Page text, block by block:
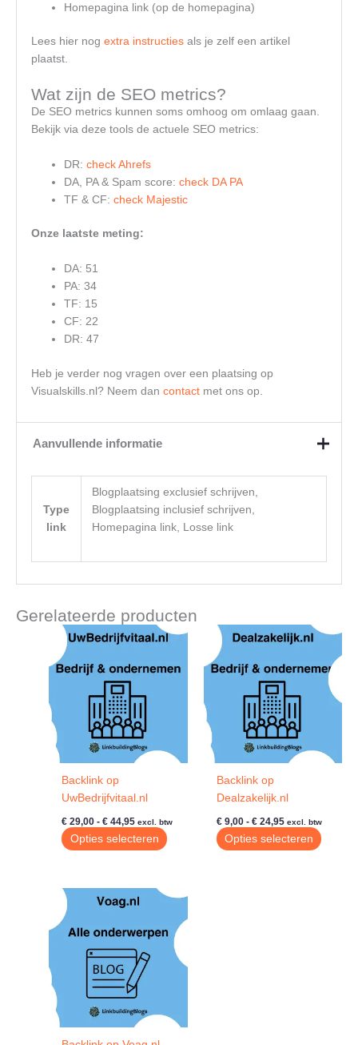
Homepagina link (op de homepagina)
Lees hier nog extra instructiesals je zelf een artikel
plaatst.
Wat zijn de SEO metrics?
De SEO metrics kunnen soms omhoog om omlaag gaan.
Bekijk via deze tools de actuele SEO metrics:
DR: check Ahrefs
DA, PA & Spam score: check DA PA
TF & CF: check Majestic
Onze laatste meting:
DA: 51
PA: 34
TF: 15
CF: 22
DR: 47
Heb je verder nog vragen over een plaatsing op
Visualskills.nl? Neem dan contactmet ons op.
Aanvullende informatie
Type
link
Blogplaatsing exclusief schrijven,
Blogplaatsing inclusief schrijven,
Homepagina link, Losse link
Gerelateerde producten
Backlink op
UwBedrijfvitaal.nl
€ 29,00 - € 44,95 Prijsklasse:
€ 29,00
tot
excl. btw
Opties selecteren
Dit
Deze
kan
op
Backlink op
Dealzakelijk.nl
€9,00 - €24,95Prijsklasse:
€ 9,00
tot
excl. btw
Opties selecteren
Dit